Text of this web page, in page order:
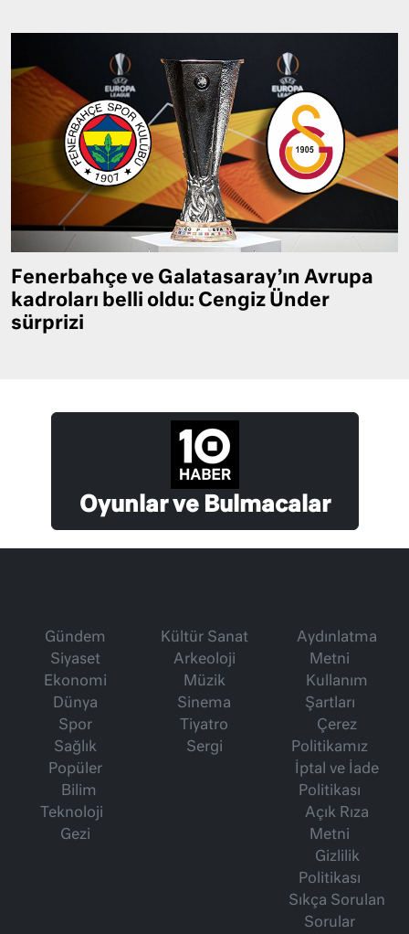
Fenerbahçe ve Galatasaray’ın Avrupa
kadroları belli oldu: Cengiz Ünder
sürprizi
Oyunlar ve Bulmacalar
Gündem
Siyaset
Ekonomi
Dünya
Spor
Sağlık
Popüler
Bilim
Teknoloji
Gezi
Kültür Sanat
Arkeoloji
Müzik
Sinema
Tiyatro
Sergi
Aydınlatma
Metni
Kullanım
Şartları
Çerez
Politikamız
İptal ve İade
Politikası
Açık Rıza
Metni
Gizlilik
Politikası
Sıkça Sorulan
Sorular